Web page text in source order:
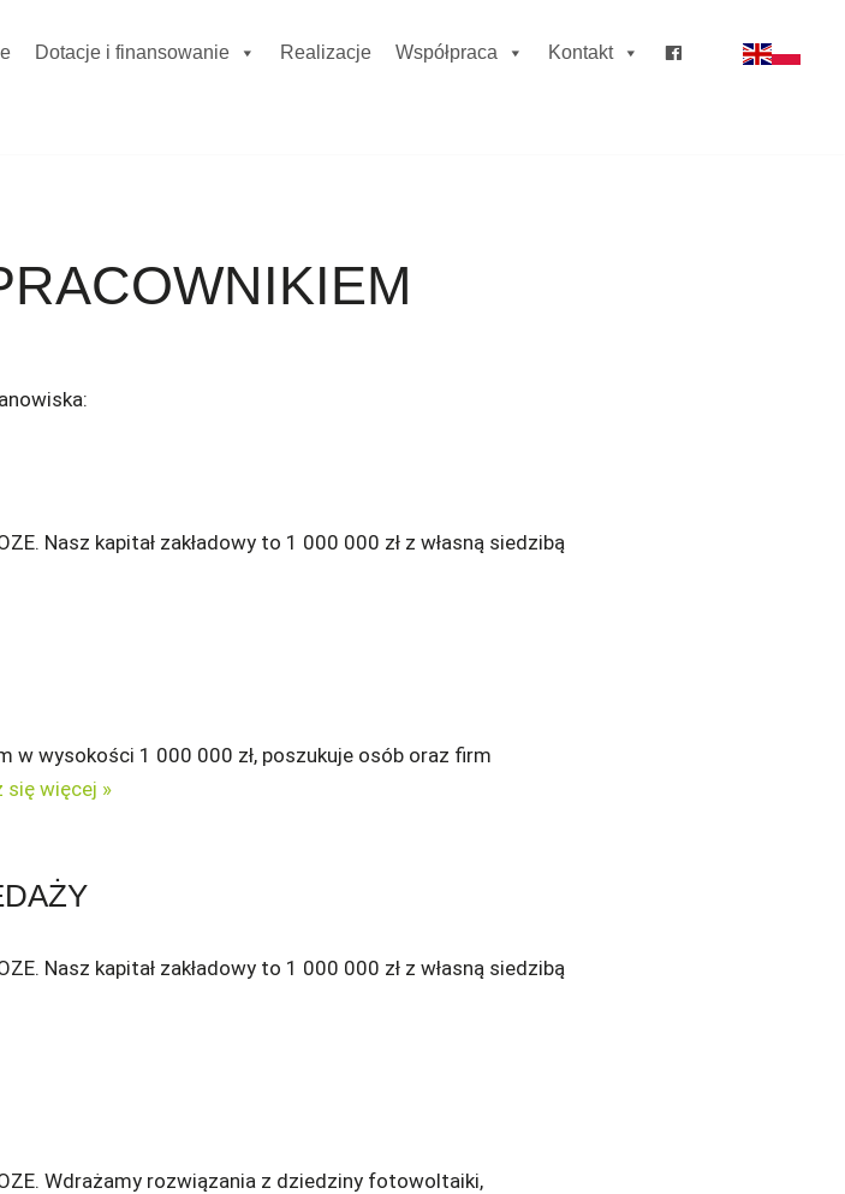
Dotacje i finansowanie Realizacje Współpraca Kontakt
Nasz kapitał zakładowy to 1 000 000 zł z własną siedzibą
w wysokości 1 000 000 zł, poszukuje osób oraz firm
się więcej »
Nasz kapitał zakładowy to 1 000 000 zł z własną siedzibą
Wdrażamy rozwiązania z dziedziny fotowoltaiki,